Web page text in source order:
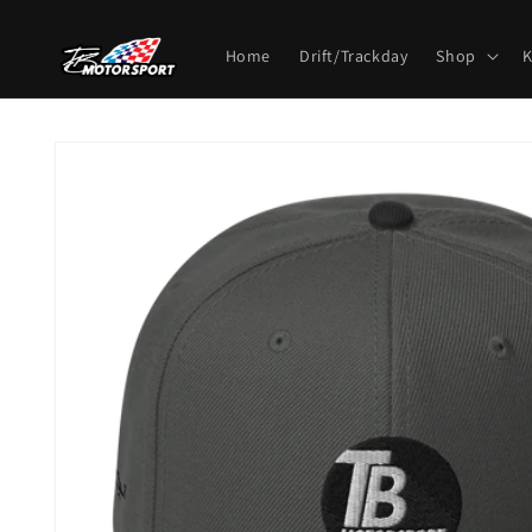
Inhalt
Home Drift/Trackday Shop